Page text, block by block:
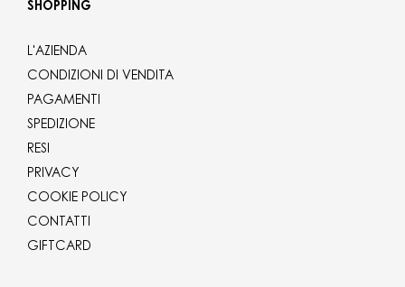
SHOPPING
L'AZIENDA
CONDIZIONI DI VENDITA
PAGAMENTI
SPEDIZIONE
RESI
PRIVACY
COOKIE POLICY
CONTATTI
GIFTCARD